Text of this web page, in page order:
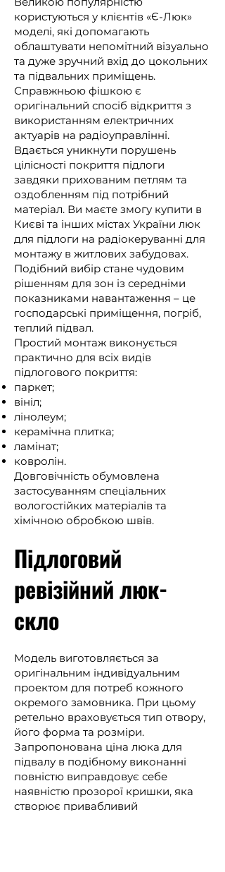
користуються у клієнтів «Є-Люк»
моделі, які допомагають
облаштувати непомітний візуально
та дуже зручний вхід до цокольних
та підвальних приміщень.
Справжньою фішкою є
оригінальний спосіб відкриття з
використанням електричних
актуарів на радіоуправлінні.
Вдається уникнути порушень
цілісності покриття підлоги
завдяки прихованим петлям та
оздобленням під потрібний
матеріал. Ви маєте змогу купити в
Києві та інших містах України люк
для підлоги на радіокеруванні для
монтажу в житлових забудовах.
Подібний вибір стане чудовим
рішенням для зон із середніми
показниками навантаження – це
господарські приміщення, погріб,
теплий підвал.
Простий монтаж виконується
практично для всіх видів
підлогового покриття:
паркет;
вініл;
лінолеум;
керамічна плитка;
ламінат;
ковролін.
Довговічність обумовлена
застосуванням спеціальних
вологостійких матеріалів та
хімічною обробкою швів.
Підлоговий
ревізійний люк-
скло
Модель виготовляється за
оригінальним індивідуальним
проектом для потреб кожного
окремого замовника. При цьому
ретельно враховується тип отвору,
його форма та розміри.
Запропонована ціна люка для
підвалу в подібному виконанні
повністю виправдовує себе
наявністю прозорої кришки, яка
створює привабливий